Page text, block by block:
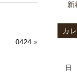
0424 »
新
カ
日